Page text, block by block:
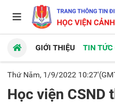
GIỚI THIỆU TIN TỨC
Thứ Năm, 1/9/2022
Học viện CSND